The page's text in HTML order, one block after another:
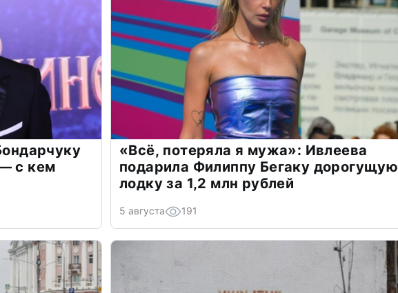
с кем
«Всё, потеряла я мужа»: Ивлеева
подарила Филиппу Бегаку дорогущую
лодку за 1,2 млн рублей
5 августа 191